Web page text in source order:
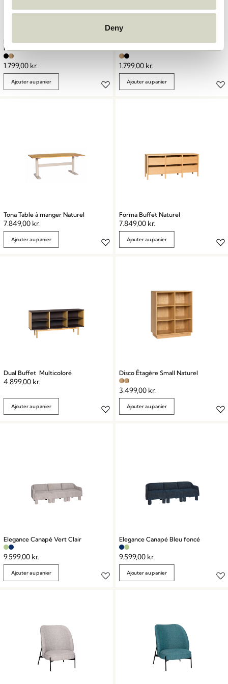
Deny
Hock Chaises de salle à manger
Noir
1.799,00 kr.
Ajouter au panier
Hock Chaises de salle à manger
1.799,00 kr.
Ajouter au panier
Tona Table à manger Naturel
7.849,00 kr.
Ajouter au panier
Forma Buffet Naturel
7.849,00 kr.
Ajouter au panier
Dual Buffet Multicoloré
4.899,00 kr.
Ajouter au panier
Disco Étagère Small Naturel
3.499,00 kr.
Ajouter au panier
Elegance Canapé Vert Clair
9.599,00 kr.
Ajouter au panier
Elegance Canapé Bleu foncé
9.599,00 kr.
Ajouter au panier